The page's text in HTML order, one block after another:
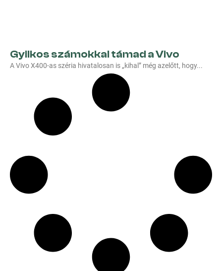
Gyilkos számokkal támad a Vivo
A Vivo X400-as széria hivatalosan is „kihal” még azelőtt, hogy